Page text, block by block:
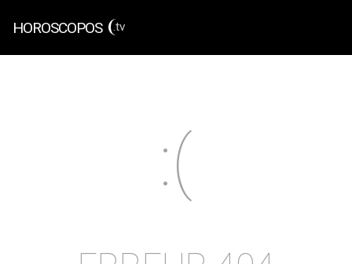
HOROSCOPOS .tv